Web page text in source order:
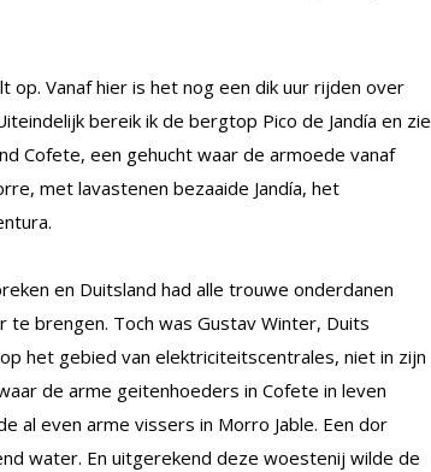
op. Vanaf hier is het nog een dik uur rijden over
bereik ik de bergtop Pico de Jandía en zie
Cofete, een gehucht waar de armoede vanaf
met lavastenen bezaaide Jandía, het
en Duitsland had alle trouwe onderdanen
brengen. Toch was Gustav Winter, Duits
het gebied van elektriciteitscentrales, niet in zijn
de arme geitenhoeders in Cofete in leven
al even arme vissers in Morro Jable. Een dor
water. En uitgerekend deze woestenij wilde de